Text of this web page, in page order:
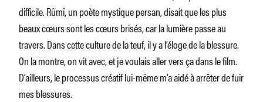
difficile. Rûmî, un poète mystique persan, disait que les plus
beaux cœurs sont les cœurs brisés, car la lumière passe au
travers. Dans cette culture de la teuf, il y a l’éloge de la blessure.
On la montre, on vit avec, et je voulais aller vers ça dans le film.
D’ailleurs, le processus créatif lui-même m’a aidé à arrêter de fuir
mes blessures.